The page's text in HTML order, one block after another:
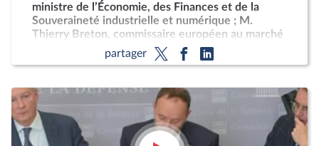
ministre de l’Économie, des Finances et de la
Souveraineté industrielle et numérique ; M.
Thierry Breton, commissaire européen au marché
intérieur, sur la stratégie européenne pour
l’industrie de défense
partager